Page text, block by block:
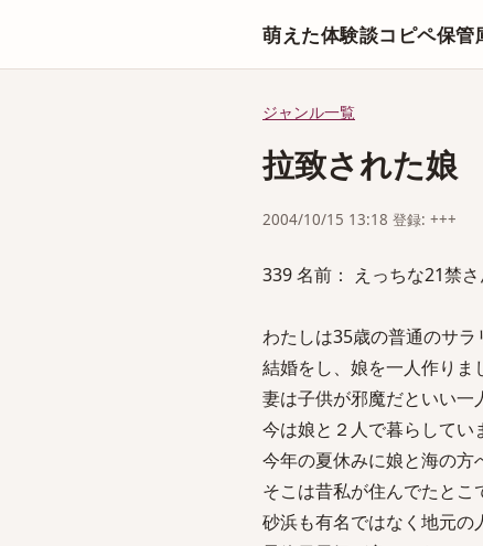
萌えた体験談コピペ保管
ジャンル一覧
拉致された娘
2004/10/15 13:18 登録: +++
339 名前： えっちな21禁
わたしは35歳の普通のサラ
結婚をし、娘を一人作りま
妻は子供が邪魔だといい一
今は娘と２人で暮らしてい
今年の夏休みに娘と海の方
そこは昔私が住んでたとこ
砂浜も有名ではなく地元の